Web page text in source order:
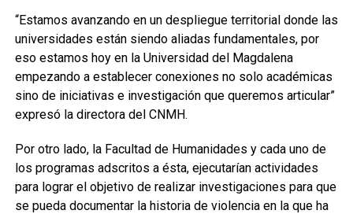
“Estamos avanzando en un despliegue territorial donde las
universidades están siendo aliadas fundamentales, por
eso estamos hoy en la Universidad del Magdalena
empezando a establecer conexiones no solo académicas
sino de iniciativas e investigación que queremos articular”
expresó la directora del CNMH.
Por otro lado, la Facultad de Humanidades y cada uno de
los programas adscritos a ésta, ejecutarían actividades
para lograr el objetivo de realizar investigaciones para que
se pueda documentar la historia de violencia en la que ha